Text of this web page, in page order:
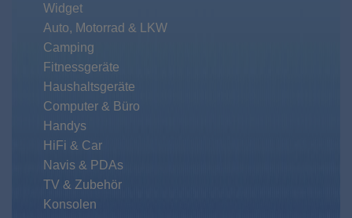
Widget
Auto, Motorrad & LKW
Camping
Fitnessgeräte
Haushaltsgeräte
Computer & Büro
Handys
HiFi & Car
Navis & PDAs
TV & Zubehör
Konsolen